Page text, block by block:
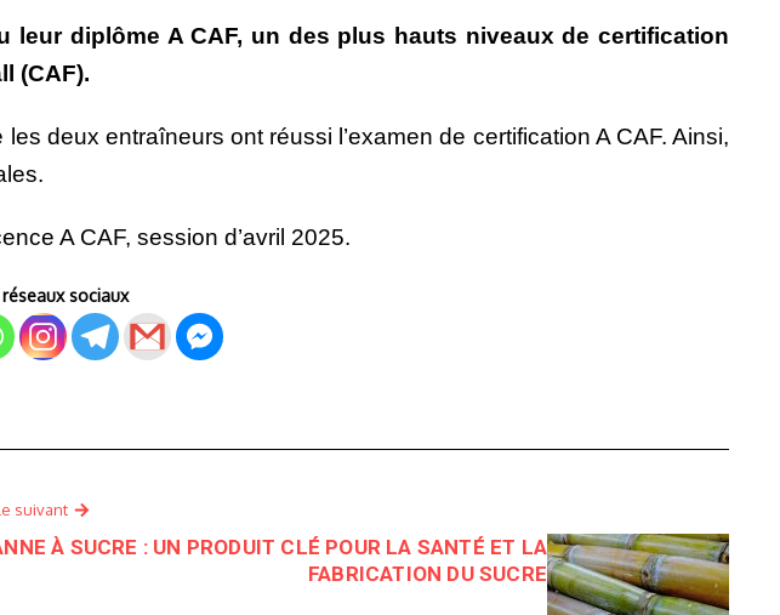
diplôme A CAF, un des plus hauts niveaux de certification
(CAF).
deux entraîneurs ont réussi l’examen de certification A CAF. Ainsi,
A CAF, session d’avril 2025.
sociaux
suivant
À SUCRE : UN PRODUIT CLÉ POUR LA SANTÉ ET LA
FABRICATION DU SUCRE